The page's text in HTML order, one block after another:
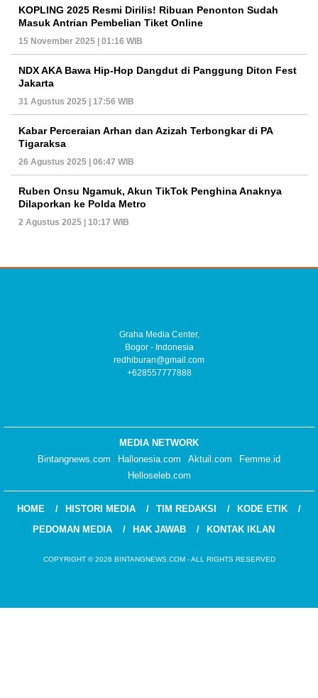
KOPLING 2025 Resmi Dirilis! Ribuan Penonton Sudah
Masuk Antrian Pembelian Tiket Online
15 November 2025 | 01:16 WIB
NDX AKA Bawa Hip-Hop Dangdut di Panggung Diton Fest
Jakarta
31 Agustus 2025 | 17:56 WIB
Kabar Perceraian Arhan dan Azizah Terbongkar di PA
Tigaraksa
26 Agustus 2025 | 06:47 WIB
Ruben Onsu Ngamuk, Akun TikTok Penghina Anaknya
Dilaporkan ke Polda Metro
2 Agustus 2025 | 10:17 WIB
Graha Media Center,
Bogor - Indonesia
redhiburan@gmail.com
+628557777888
MEDIA NETWORK
Bintangnews.com
Hallonesia.com Aktuil.com
Femme.id
Helloseleb.com
HOME HISTORI MEDIA TIM REDAKSI
KODE ETIK
PEDOMAN MEDIA
HAK JAWAB KONTAK IKLAN
COPYRIGHT © 2026 BINTANGNEWS.COM - ALL RIGHTS RESERVED